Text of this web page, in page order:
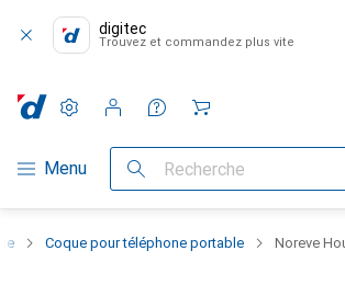
digitec
Trouvez et commandez plus vite
Navigation par catégorie
Menu Recherche
Paramètres
Compte client
Listes de comparaison
Listes d'envies
Panier
Coque pour téléphone portable Noreve